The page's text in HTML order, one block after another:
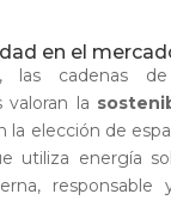
en el
las cadenas
valoran la
la elección de
utiliza energía
responsable